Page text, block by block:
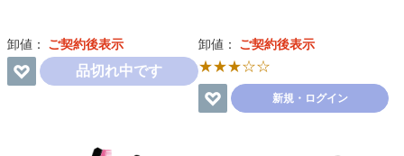
卸値： ご契約後表示
品切れ中です
卸値： ご契約後表示
★★★☆☆
新規・ログイン